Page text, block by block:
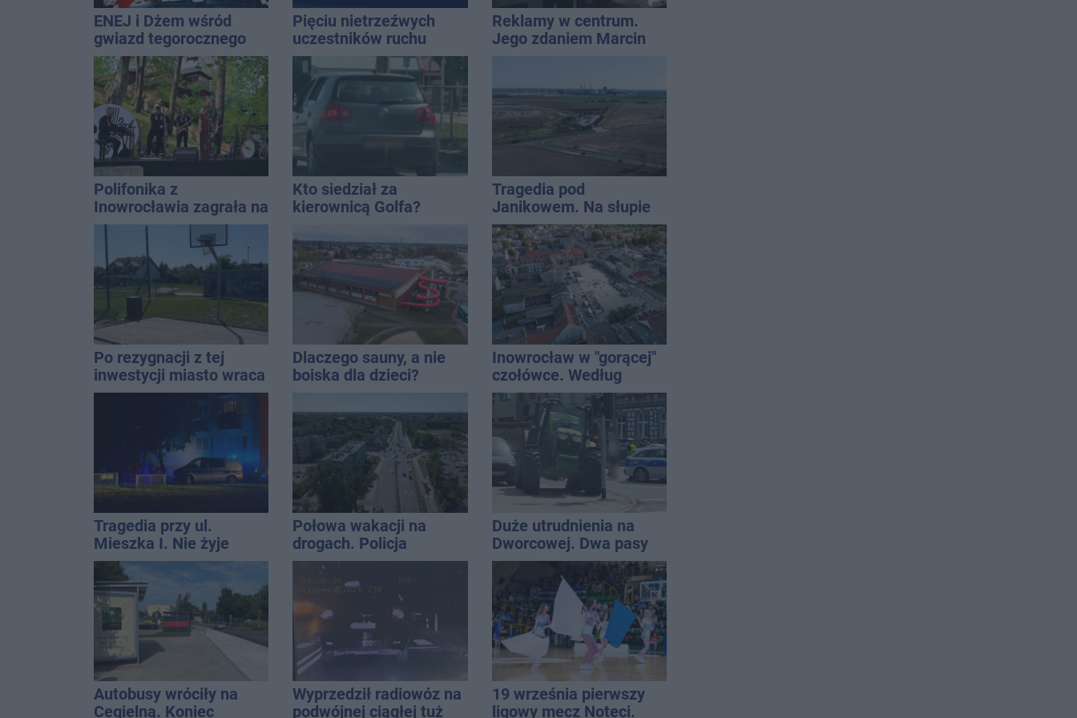
ENEJ i Dżem wśród
gwiazd tegorocznego
święta miasta
Pięciu nietrzeźwych
uczestników ruchu
wpadło w ręce policji.
Rekordzista miał 2,6
promila
Reklamy w centrum.
Jego zdaniem Marcin
Polifonika z
Inowrocławia zagrała na
Harendzie. Muzyczny
Kasprowicza
Kto siedział za
kierownicą Golfa?
kolizji
Tragedia pod
Janikowem. Na słupie
energetycznym
znaleziono ciało
mężczyzny
Po rezygnacji z tej
inwestycji miasto wraca
do tematu
Dlaczego sauny, a nie
boiska dla dzieci?
Inowrocław w "gorącej"
czołówce. Według
analizy Onetu nasze
miasto jest jednym z
najbardziej narażonych
na upały
Tragedia przy ul.
Mieszka I. Nie żyje
osoba, która wypadła z
czwartego piętra
Połowa wakacji na
drogach. Policja
podsumowała lipiec
Duże utrudnienia na
Dworcowej. Dwa pasy
blokowała przyczepa od
Autobusy wróciły na
Cegielną. Koniec
Wyprzedził radiowóz na
podwójnej ciągłej tuż
19 września pierwszy
ligowy mecz Noteci.